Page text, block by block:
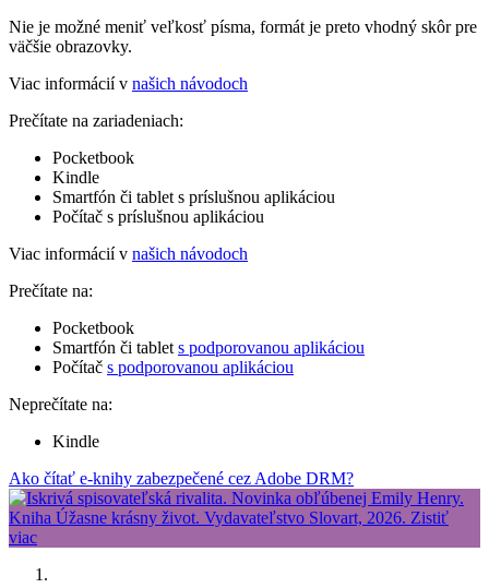
Nie je možné meniť veľkosť písma, formát je preto vhodný skôr pre
väčšie obrazovky.
Viac informácií v našich návodoch
Prečítate na zariadeniach:
Pocketbook
Kindle
Smartfón či tablet s príslušnou aplikáciou
Počítač s príslušnou aplikáciou
Viac informácií v našich návodoch
Prečítate na:
Pocketbook
Smartfón či tablet s podporovanou aplikáciou
Počítač s podporovanou aplikáciou
Neprečítate na:
Kindle
Ako čítať e-knihy zabezpečené cez Adobe DRM?